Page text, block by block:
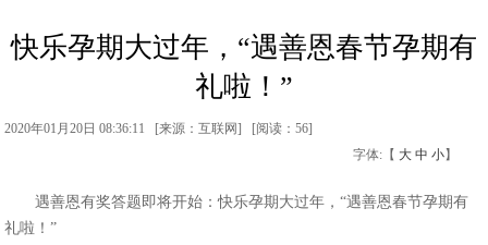
快乐孕期大过年，“遇善恩春节孕期有
礼啦！”
2020年01月20日 08:36:11 [来源：互联网] [阅读：56]
字体:【 大 中 小】
遇善恩有奖答题即将开始：快乐孕期大过年，“遇善恩春节孕期有
礼啦！”